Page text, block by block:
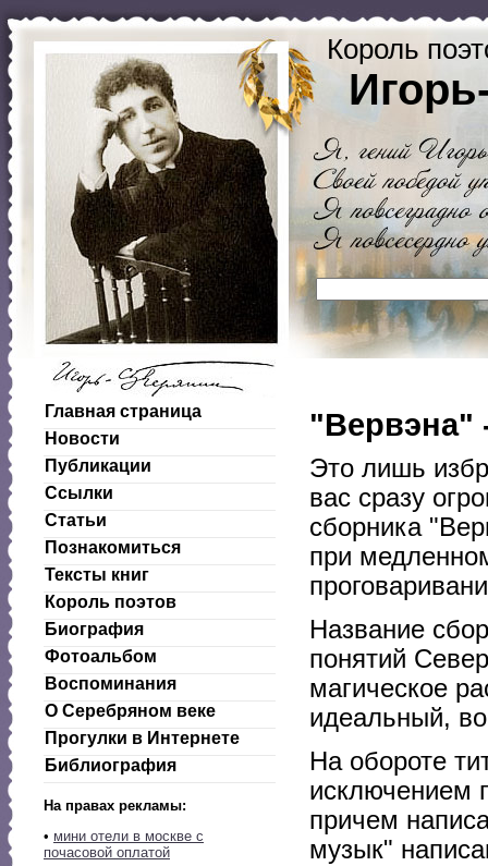
Король
Главная страница
Новости
Публикации
Ссылки
Статьи
Познакомиться
Тексты книг
Король поэтов
Биография
Фотоальбом
Воспоминания
О Серебряном веке
Прогулки в Интернете
Библиография
На правах рекламы:
• мини отели в москве с
почасовой оплатой
"Вервэна"
Это лишь
вас сразу
сборника
при
Название
понятий
магическое
идеальный,
На обороте
исключением
причем
музык"